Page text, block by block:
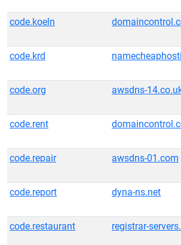
code.koeln
code.krd
code.org
awsdns-
code.rent
code.repair
awsdns-01.com
code.report
dyna-ns.net
code.restaurant
registrar-